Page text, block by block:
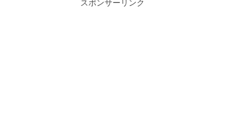
スポンサーリンク